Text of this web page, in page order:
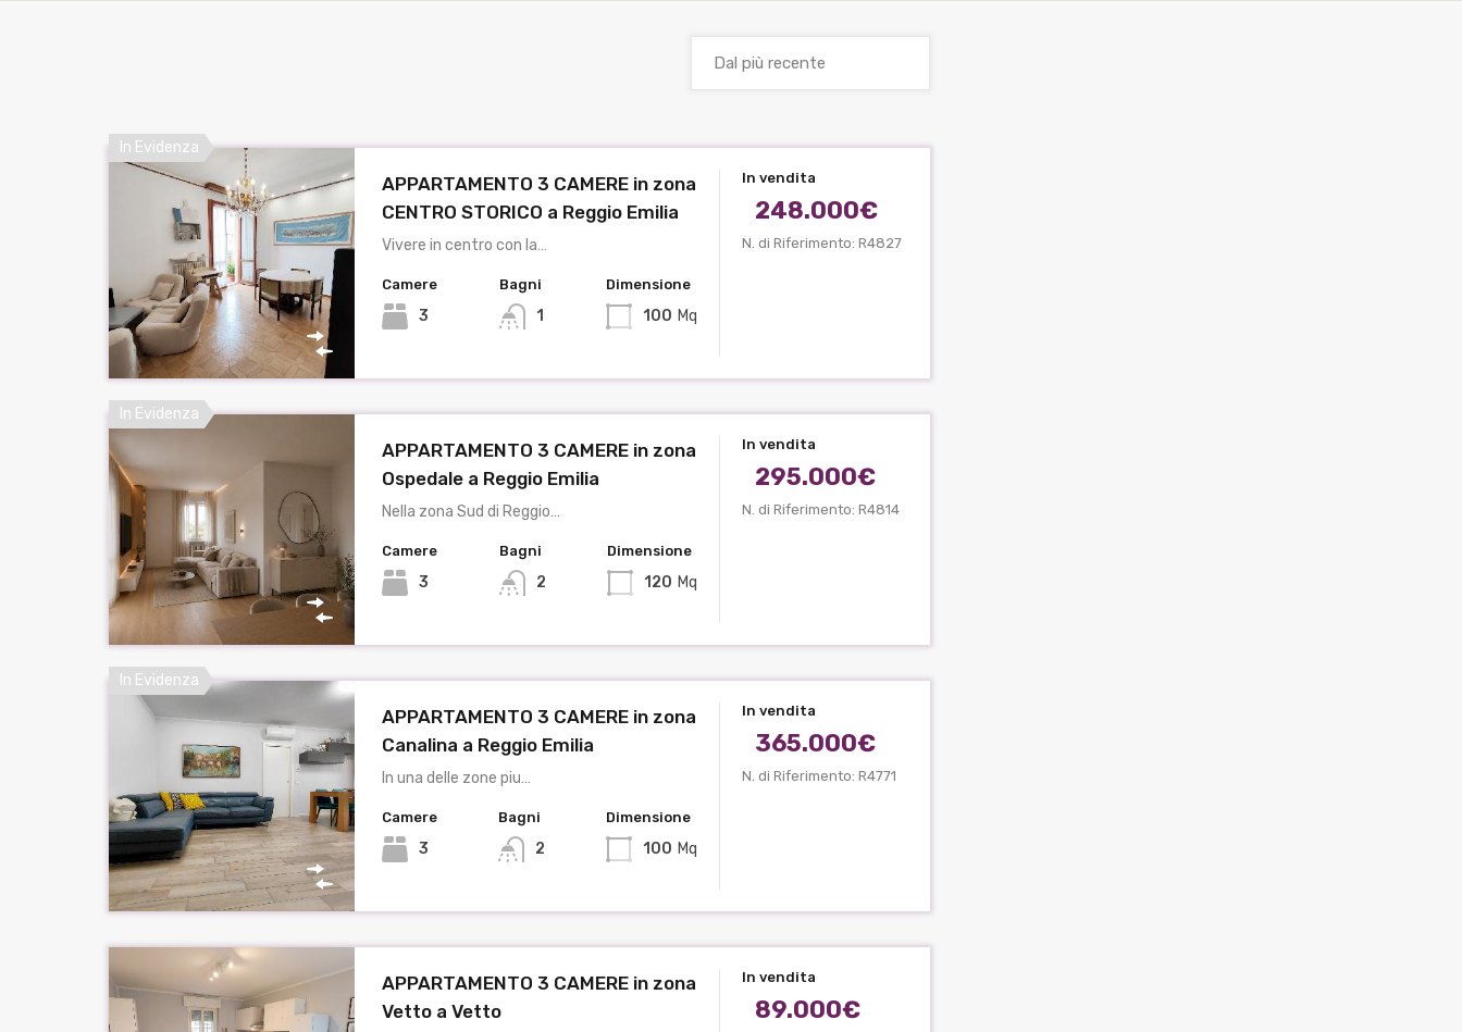
In Evidenza
APPARTAMENTO 3 CAMERE in zona
CENTRO STORICO a Reggio Emilia
Vivere in centro con la…
Camere
3
Bagni
1
Dimensione
100 Mq
In vendita
248.000€
N. di Riferimento: R4827
In Evidenza
APPARTAMENTO 3 CAMERE in zona
Ospedale a Reggio Emilia
Nella zona Sud di Reggio…
Camere
3
Bagni
2
Dimensione
120 Mq
In vendita
295.000€
N. di Riferimento: R4814
In Evidenza
APPARTAMENTO 3 CAMERE in zona
Canalina a Reggio Emilia
In una delle zone piu…
Camere
3
Bagni
2
Dimensione
100 Mq
In vendita
365.000€
N. di Riferimento: R4771
APPARTAMENTO 3 CAMERE in zona
Vetto a Vetto
In vendita
89.000€